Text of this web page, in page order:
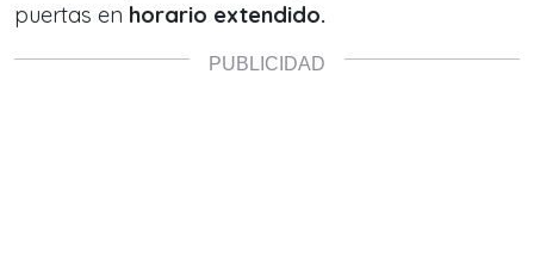
puertas en horario extendido.